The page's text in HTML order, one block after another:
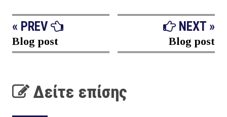
« PREV
Blog post
NEXT »
Blog post
Δείτε επίσης